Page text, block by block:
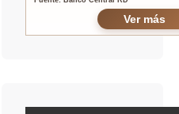
Ver más